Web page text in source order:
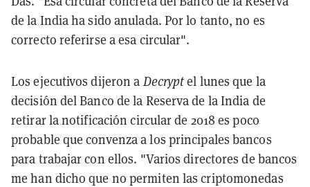
de la India ha sido anulada. Por lo tanto, no es
correcto referirse a esa circular".
Los ejecutivos dijeron a Decryptel lunes que la
decisión del Banco de la Reserva de la India de
retirar la notificación circular de 2018 es poco
probable que convenza a los principales bancos
para trabajar con ellos. "Varios directores de bancos
me han dicho que no permiten las criptomonedas